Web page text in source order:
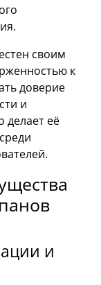
своим
к
доверие
и
делает её
и